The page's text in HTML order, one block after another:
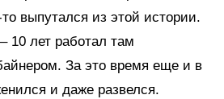
выпутался из этой истории.
10 лет работал там
За это время еще и в
и даже развелся.